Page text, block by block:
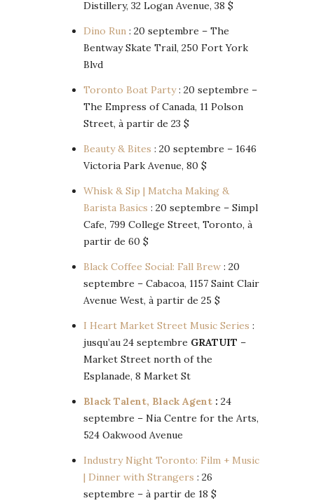
Distillery, 32 Logan Avenue, 38 $
Dino Run : 20 septembre – The
Bentway Skate Trail, 250 Fort York
Blvd
Toronto Boat Party: 20 septembre –
The Empress of Canada, 11 Polson
Street, à partir de 23 $
Beauty & Bites : 20 septembre – 1646
Victoria Park Avenue, 80 $
Whisk & Sip | Matcha Making &
Barista Basics : 20 septembre – Simpl
Cafe, 799 College Street, Toronto, à
partir de 60 $
Black Coffee Social: Fall Brew : 20
septembre – Cabacoa, 1157 Saint Clair
Avenue West, à partir de 25 $
I Heart Market Street Music Series :
jusqu’au 24 septembre GRATUIT –
Market Street north of the
Esplanade, 8 Market St
Black Talent, Black Agent : 24
septembre – Nia Centre for the Arts,
524 Oakwood Avenue
Industry Night Toronto: Film + Music
| Dinner with Strangers : 26
septembre – à partir de 18 $